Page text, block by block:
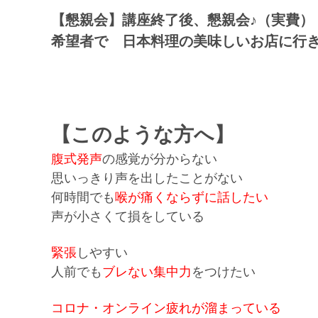
【懇親会】講座終了後、懇親会♪（実費）
希望者で 日本料理の美味しいお店に行
【このような方へ】
腹式発声の感覚が分からない
思いっきり声を出したことがない
何時間でも喉が痛くならずに話したい
声が小さくて損をしている
緊張 しやすい
人前でも ブレない集中力 をつけたい
コロナ・オンライン疲れが溜まっている